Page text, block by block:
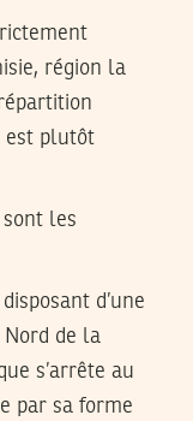
région la
est plutôt
sont les
d’une
de la
s’arrête au
par sa forme